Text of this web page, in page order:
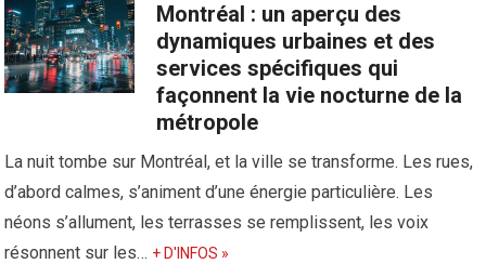
Montréal : un aperçu des
dynamiques urbaines et des
services spécifiques qui
façonnent la vie nocturne de la
métropole
La nuit tombe sur Montréal, et la ville se transforme. Les rues,
d’abord calmes, s’animent d’une énergie particulière. Les
néons s’allument, les terrasses se remplissent, les voix
résonnent sur les… + D'INFOS »